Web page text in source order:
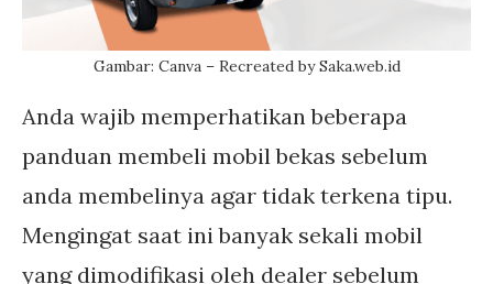
Gambar: Canva – Recreated by Saka.web.id
Anda wajib memperhatikan beberapa
panduan membeli mobil bekas sebelum
anda membelinya agar tidak terkena tipu.
Mengingat saat ini banyak sekali mobil
yang dimodifikasi oleh dealer sebelum